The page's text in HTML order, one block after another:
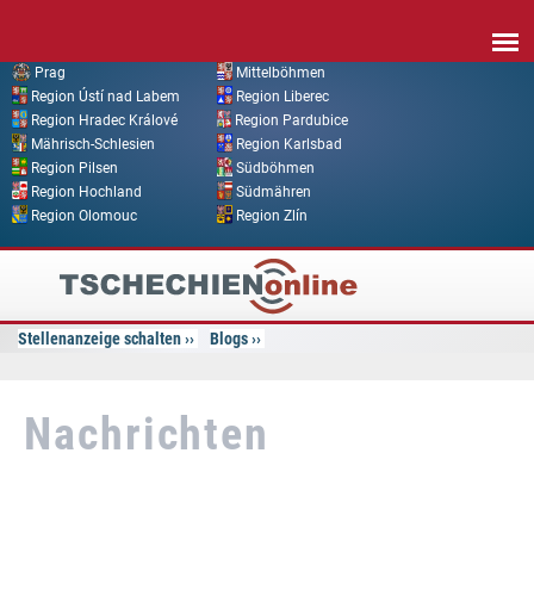
Prag
Mittelböhmen
Region Ústí nad Labem
Region Liberec
Region Hradec Králové
Region Pardubice
Mährisch-Schlesien
Region Karlsbad
Region Pilsen
Südböhmen
Region Hochland
Südmähren
Region Olomouc
Region Zlín
Tschechien
Online
Stellenanzeige schalten Blogs
Nachrichten